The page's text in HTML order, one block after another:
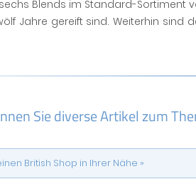
Blends im Standard-Sortiment
Jahre gereift sind. Weiterhin
Sie diverse Artikel zum
British Shop in Ihrer Nähe »